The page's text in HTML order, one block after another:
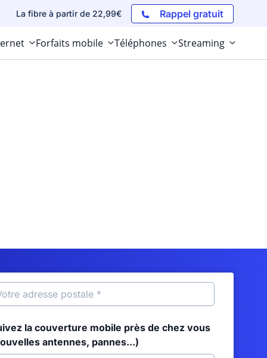
La fibre à partir de 22,99€ Rappel gratuit
Forfaits mobile Téléphones Streaming
la couverture mobile près de chez vous
antennes, pannes...)